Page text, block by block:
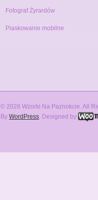
Fotograf Żyrardów
Piaskowanie mobilne
© 2026 Wzorki Na Paznokcie. All
By WordPress. Designed by